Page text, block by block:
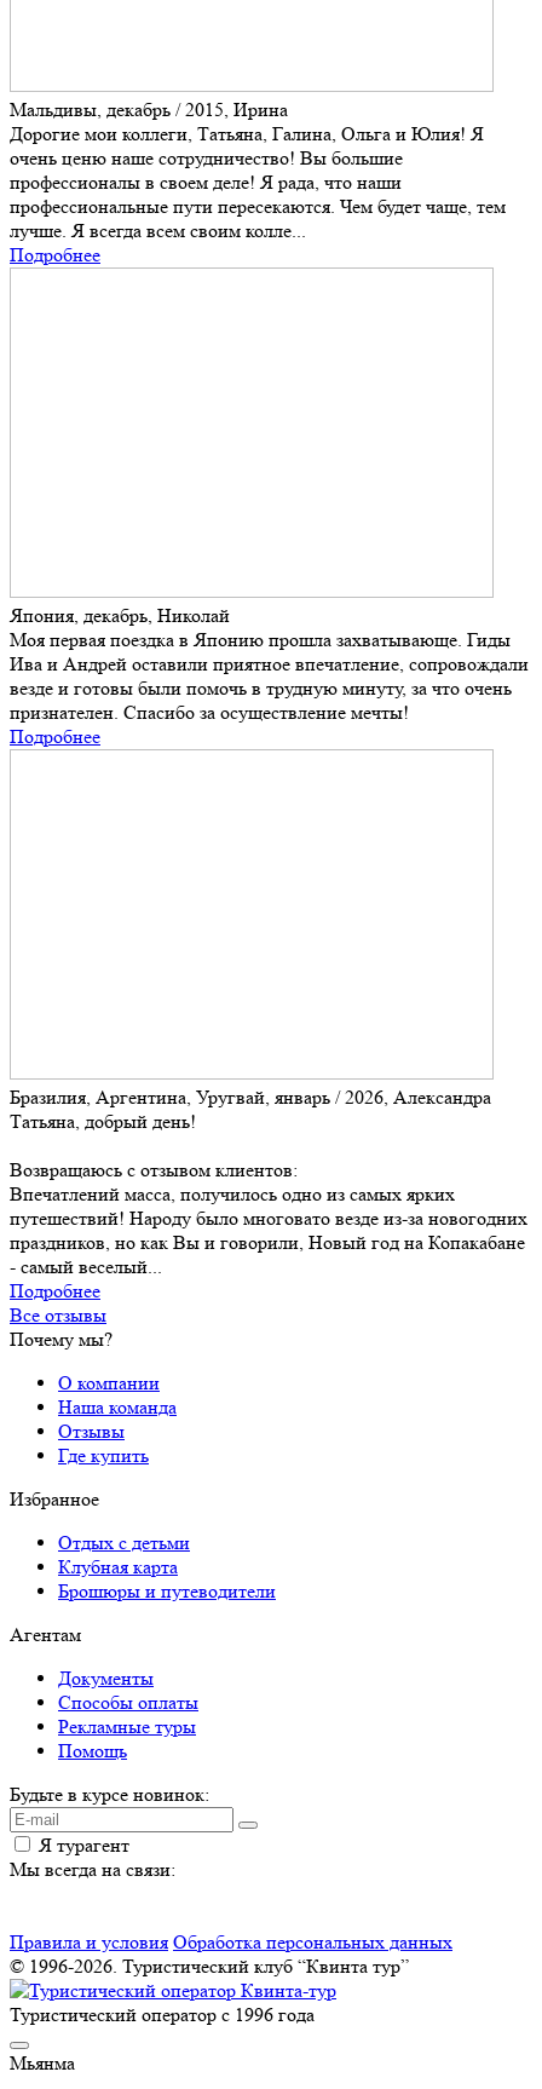
Мальдивы, декабрь / 2015, Ирина
Дорогие мои коллеги, Татьяна, Галина, Ольга и Юлия! Я
очень ценю наше сотрудничество! Вы большие
профессионалы в своем деле! Я рада, что наши
профессиональные пути пересекаются. Чем будет чаще, тем
лучше. Я всегда всем своим колле...
Подробнее
Япония, декабрь, Николай
Моя первая поездка в Японию прошла захватывающе. Гиды
Ива и Андрей оставили приятное впечатление, сопровождали
везде и готовы были помочь в трудную минуту, за что очень
признателен. Спасибо за осуществление мечты!
Подробнее
Бразилия, Аргентина, Уругвай, январь / 2026, Александра
Татьяна, добрый день!
Возвращаюсь с отзывом клиентов:
Впечатлений масса, получилось одно из самых ярких
путешествий! Народу было многовато везде из-за новогодних
праздников, но как Вы и говорили, Новый год на Копакабане
- самый веселый...
Подробнее
Все отзывы
Почему мы?
О компании
Наша команда
Отзывы
Где купить
Избранное
Отдых с детьми
Клубная карта
Брошюры и путеводители
Агентам
Документы
Способы оплаты
Рекламные туры
Помощь
Будьте в курсе новинок:
Я турагент
Мы всегда на связи:
Правила и условия Обработка персональных данных
© 1996-2026. Туристический клуб “Квинта тур”
Туристический оператор с 1996 года
Мьянма